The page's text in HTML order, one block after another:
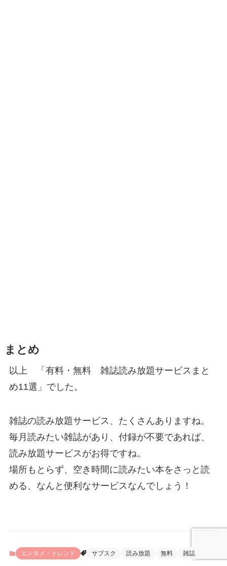
まとめ
以上 「有料・無料 雑誌読み放題サービスまと
め11選」でした。
雑誌の読み放題サービス、たくさんありますね。
毎月読みたい雑誌があり、付録が不要であれば、
読み放題サービスがお得ですね。
場所もとらず、空き時間に読みたい本をさっと読
める、なんと便利なサービスなんでしょう！
エンタメ・トレンド サブスク 読み放題 無料 雑誌